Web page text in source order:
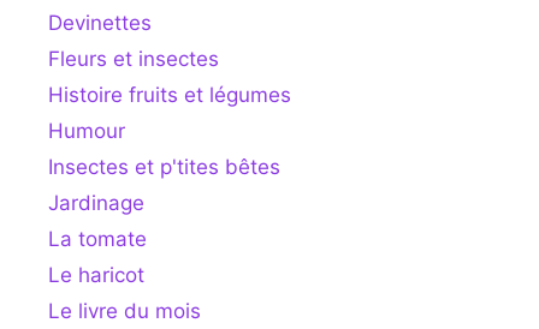
Devinettes
Fleurs et insectes
Histoire fruits et légumes
Humour
Insectes et p'tites bêtes
Jardinage
La tomate
Le haricot
Le livre du mois